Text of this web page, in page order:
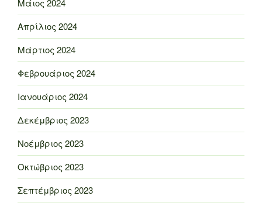
Μάιος 2024
Απρίλιος 2024
Μάρτιος 2024
Φεβρουάριος 2024
Ιανουάριος 2024
Δεκέμβριος 2023
Νοέμβριος 2023
Οκτώβριος 2023
Σεπτέμβριος 2023